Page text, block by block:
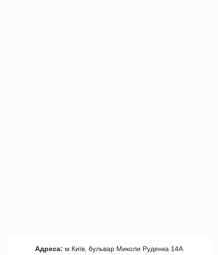
Адреса: м.Київ, бульвар Миколи Руденка 14А